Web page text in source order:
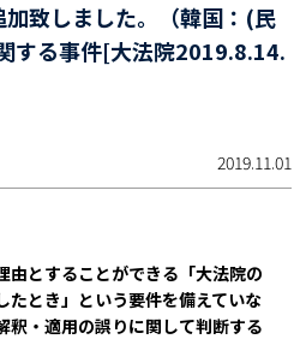
致しました。（韓国：(民
する事件[大法院2019.8.14.
2019.11.01
由とすることができる「大法院の
たとき」という要件を備えていな
釈・適用の誤りに関して判断する